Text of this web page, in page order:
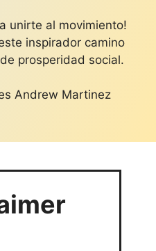
unirte al movimiento!
inspirador camino
prosperidad social.
Andrew Martinez